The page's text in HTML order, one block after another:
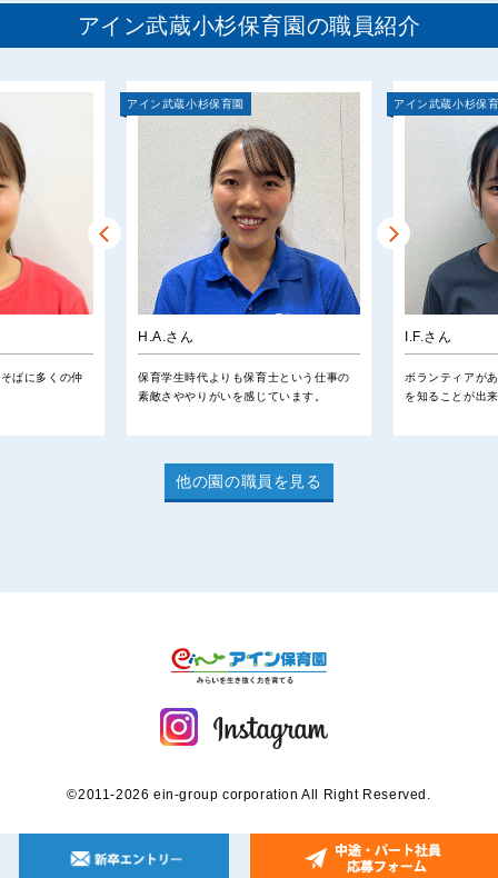
アイン武蔵小杉保育園の職員紹介
ばに多くの仲
アイン武蔵小杉保育園
H.A.さん
保育学生時代よりも保育士という仕事の
素敵さややりがいを感じています。
アイン武蔵小杉保
I.F.さん
ボランティアが
を知ることが出
他の園の職員を見る
©2011-2026 ein-group corporation All Right Reserved.